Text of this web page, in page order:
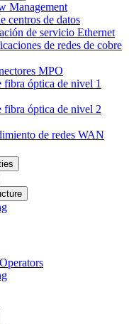
Management
centros de datos
de servicio Ethernet
de redes de cobre
MPO
óptica de nivel 1
fibra óptica de nivel 2
de redes WAN